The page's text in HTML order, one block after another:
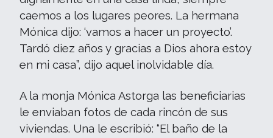
caemos a los lugares peores. La hermana
Mónica dijo: ‘vamos a hacer un proyecto’.
Tardó diez años y gracias a Dios ahora estoy
en mi casa”, dijo aquel inolvidable día.
A la monja Mónica Astorga las beneficiarias
le enviaban fotos de cada rincón de sus
viviendas. Una le escribió: “El baño de la